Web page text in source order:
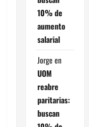
10% de
aumento
salarial
Jorge en
UOM
reabre
paritarias:
buscan